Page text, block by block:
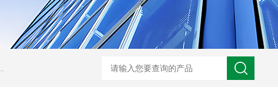
HZC-30A药厂车间水冷空调机 HZOT-30-24